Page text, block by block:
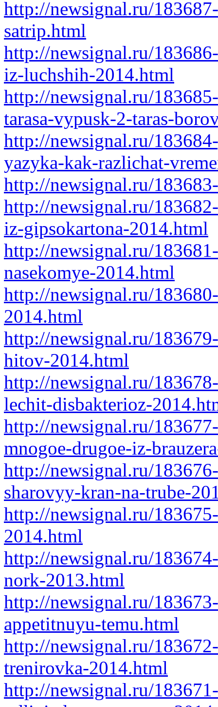
http://newsignal.ru/
satrip.html
http://newsignal.ru/
iz-luchshih-2014.html
http://newsignal.ru/
tarasa-vypusk-2-taras-
http://newsignal.ru/
yazyka-kak-razlichat-
http://newsignal.ru/
http://newsignal.ru/
iz-gipsokartona-2014.html
http://newsignal.ru/
nasekomye-2014.html
http://newsignal.ru/
2014.html
http://newsignal.ru/
hitov-2014.html
http://newsignal.ru/
lechit-disbakterioz-
http://newsignal.ru/
mnogoe-drugoe-iz-
http://newsignal.ru/
sharovyy-kran-na-trube-
http://newsignal.ru/
2014.html
http://newsignal.ru/
nork-2013.html
http://newsignal.ru/
appetitnuyu-temu.html
http://newsignal.ru/
trenirovka-2014.html
http://newsignal.ru/